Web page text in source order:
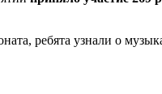
ребята узнали о